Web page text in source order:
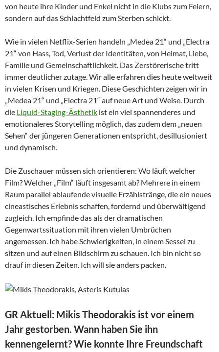
von heute ihre Kinder und Enkel nicht in die Klubs zum Feiern,
sondern auf das Schlachtfeld zum Sterben schickt.
Wie in vielen Netflix-Serien handeln „Medea 21“ und „Electra
21“ von Hass, Tod, Verlust der Identitäten, von Heimat, Liebe,
Familie und Gemeinschaftlichkeit. Das Zerstörerische tritt
immer deutlicher zutage. Wir alle erfahren dies heute weltweit
in vielen Krisen und Kriegen. Diese Geschichten zeigen wir in
„Medea 21“ und „Electra 21“ auf neue Art und Weise. Durch
die Liquid-Staging-Ästhetik ist ein viel spannenderes und
emotionaleres Storytelling möglich, das zudem dem „neuen
Sehen“ der jüngeren Generationen entspricht, desillusioniert
und dynamisch.
Die Zuschauer müssen sich orientieren: Wo läuft welcher
Film? Welcher „Film“ läuft insgesamt ab? Mehrere in einem
Raum parallel ablaufende visuelle Erzählstränge, die ein neues
cineastisches Erlebnis schaffen, fordernd und überwältigend
zugleich. Ich empfinde das als der dramatischen
Gegenwartssituation mit ihren vielen Umbrüchen
angemessen. Ich habe Schwierigkeiten, in einem Sessel zu
sitzen und auf einen Bildschirm zu schauen. Ich bin nicht so
drauf in diesen Zeiten. Ich will sie anders packen.
GR Aktuell: Mikis Theodorakis ist vor einem
Jahr gestorben. Wann haben Sie ihn
kennengelernt? Wie konnte Ihre Freundschaft